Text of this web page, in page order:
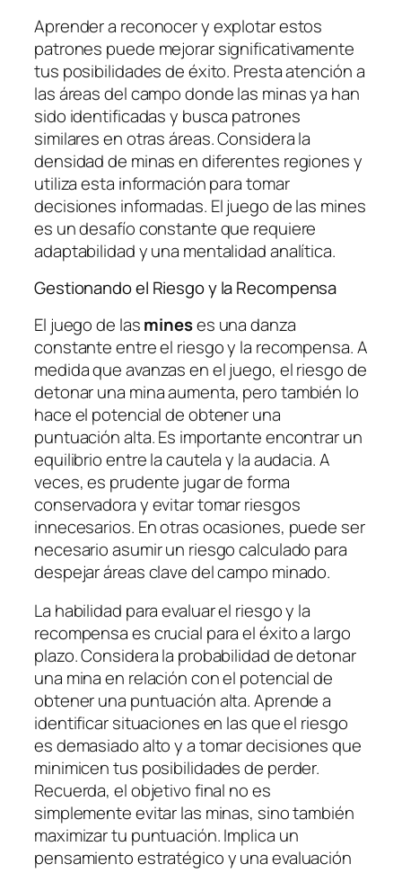
Aprender a reconocer y explotar estos
patrones puede mejorar significativamente
tus posibilidades de éxito. Presta atención a
las áreas del campo donde las minas ya han
sido identificadas y busca patrones
similares en otras áreas. Considera la
densidad de minas en diferentes regiones y
utiliza esta información para tomar
decisiones informadas. El juego de las mines
es un desafío constante que requiere
adaptabilidad y una mentalidad analítica.
Gestionando el Riesgo y la Recompensa
El juego de lasmineses una danza
constante entre el riesgo y la recompensa. A
medida que avanzas en el juego, el riesgo de
detonar una mina aumenta, pero también lo
hace el potencial de obtener una
puntuación alta. Es importante encontrar un
equilibrio entre la cautela y la audacia. A
veces, es prudente jugar de forma
conservadora y evitar tomar riesgos
innecesarios. En otras ocasiones, puede ser
necesario asumir un riesgo calculado para
despejar áreas clave del campo minado.
La habilidad para evaluar el riesgo y la
recompensa es crucial para el éxito a largo
plazo. Considera la probabilidad de detonar
una mina en relación con el potencial de
obtener una puntuación alta. Aprende a
identificar situaciones en las que el riesgo
es demasiado alto y a tomar decisiones que
minimicen tus posibilidades de perder.
Recuerda, el objetivo final no es
simplemente evitar las minas, sino también
maximizar tu puntuación. Implica un
pensamiento estratégico y una evaluación